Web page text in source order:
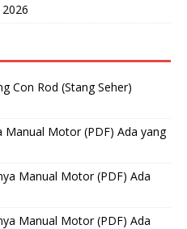
Con Rod (Stang Seher)
Manual Motor (PDF) Ada yang
Manual Motor (PDF) Ada
Manual Motor (PDF) Ada